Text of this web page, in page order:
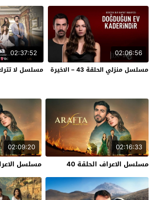
02:06:56
مسلسل منزلي الحلقة 43 – الاخيرة
02:37:52
مسلسل لا تترك
02:16:33
مسلسل الاعراف الحلقة 40
02:09:20
مسلسل